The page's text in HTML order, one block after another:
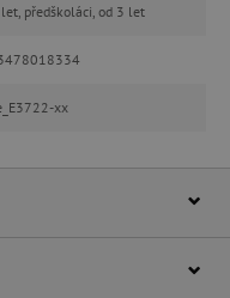
předškoláci, od 3 let
xx